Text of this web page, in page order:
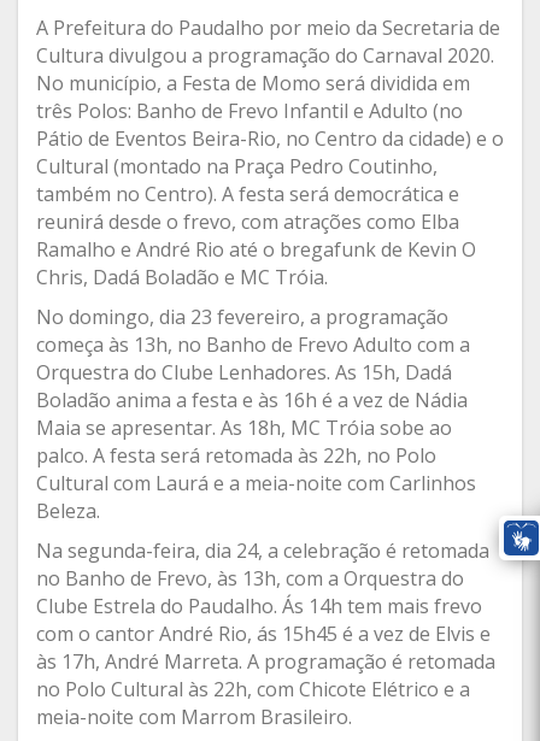
A Prefeitura do Paudalho por meio da Secretaria de
Cultura divulgou a programação do Carnaval 2020.
No município, a Festa de Momo será dividida em
três Polos: Banho de Frevo Infantil e Adulto (no
Pátio de Eventos Beira-Rio, no Centro da cidade) e o
Cultural (montado na Praça Pedro Coutinho,
também no Centro). A festa será democrática e
reunirá desde o frevo, com atrações como Elba
Ramalho e André Rio até o bregafunk de Kevin O
Chris, Dadá Boladão e MC Tróia.
No domingo, dia 23 fevereiro, a programação
começa às 13h, no Banho de Frevo Adulto com a
Orquestra do Clube Lenhadores. As 15h, Dadá
Boladão anima a festa e às 16h é a vez de Nádia
Maia se apresentar. As 18h, MC Tróia sobe ao
palco. A festa será retomada às 22h, no Polo
Cultural com Laurá e a meia-noite com Carlinhos
Beleza.
Na segunda-feira, dia 24, a celebração é retomada
no Banho de Frevo, às 13h, com a Orquestra do
Clube Estrela do Paudalho. Ás 14h tem mais frevo
com o cantor André Rio, ás 15h45 é a vez de Elvis e
às 17h, André Marreta. A programação é retomada
no Polo Cultural às 22h, com Chicote Elétrico e a
meia-noite com Marrom Brasileiro.